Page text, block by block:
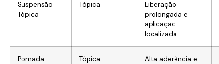
Suspensão
Tópica
Tópica
Liberação
prolongada e
aplicação
localizada
Pomada Tópica
Alta aderência e